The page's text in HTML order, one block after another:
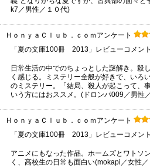
k7／男性／１０代)
ＨｏｎｙａＣｌｕｂ．ｃｏｍアンケート
「夏の文庫100冊 2013」レビューコメント
日常生活の中でのちょっとした謎解き。殺
く感じる。ミステリー全般が好きで、いろ
のミステリー。「結局、殺人が起こって、
いう方にはおススメ。(ドロンパ009／男性
ＨｏｎｙａＣｌｕｂ．ｃｏｍアンケート
「夏の文庫100冊 2013」レビューコメント
アニメにもなった作品。ホームズとワトソ
く、高校生の日常も面白い(mokapi／女性